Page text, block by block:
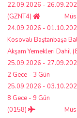
22.09.2026 -
(GZNT4)
24.09.2026 -
Kosovalı Baştanbaşa
Akşam Yemekleri Dahil
25.09.2026 -
2 Gece - 3 Gün
25.09.2026 -
8 Gece - 9 Gün
(0158)